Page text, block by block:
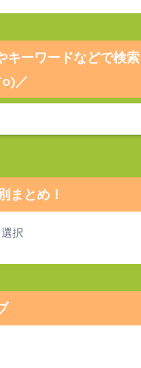
キーワードなどで検
／
まとめ！